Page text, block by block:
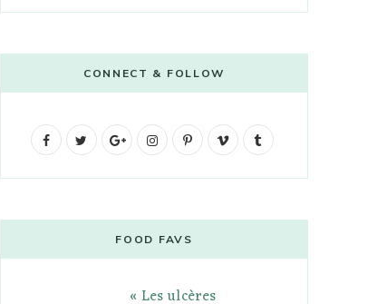
CONNECT & FOLLOW
F
b
t
G
g
l
e
I
t
a
g
P
e
r
V
o
l
FOOD FAVS
« Les ulcères